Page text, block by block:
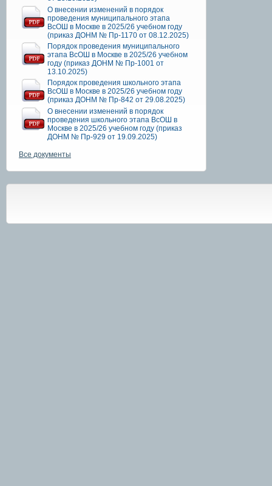
О внесении изменений в порядок
проведения муниципального этапа
ВсОШ в Москве в 2025/26 учебном году
(приказ ДОНМ № Пр-1170 от 08.12.2025)
Порядок проведения муниципального
этапа ВсОШ в Москве в 2025/26 учебном
году (приказ ДОНМ № Пр-1001 от
13.10.2025)
Порядок проведения школьного этапа
ВсОШ в Москве в 2025/26 учебном году
(приказ ДОНМ № Пр-842 от 29.08.2025)
О внесении изменений в порядок
проведения школьного этапа ВсОШ в
Москве в 2025/26 учебном году (приказ
ДОНМ № Пр-929 от 19.09.2025)
Все документы